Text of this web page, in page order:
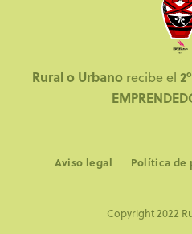
Rural o Urbano recibe el
Aviso legal Política de
Copyright 2022